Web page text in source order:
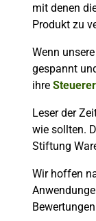
mit denen
Produkt zu
Wenn
gespannt
ihre
Leser der
wie sollten.
Stiftung
Wir hoffen